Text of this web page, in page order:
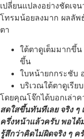
เปลี่ยนแปลงอย่างชัดเจ
โทรมน้อยลงมาก ผลลัพ
ตา
ใต้ตาดูเต็มมากขึ้
ขึ้น
ใบหน้ายกกระชับ
บริเวณใต้ตาดูเรีย
โดยคุณโจ๊กได้บอกเล่าค
สดใสขึ้นทันทีเลย จริง ๆ
ครึ่งหน้าแล้วครับ พอได้
รู้สึกว่าคิดไม่ผิดจริง ๆ